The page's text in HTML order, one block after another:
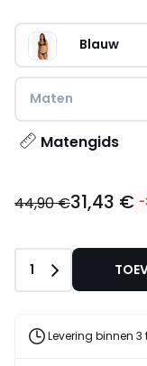
Blauw
Maten
Matengids
€
44,90
€
korting
toegepast.
44,90 €31,43 € -
Aantal
1
Levering binnen